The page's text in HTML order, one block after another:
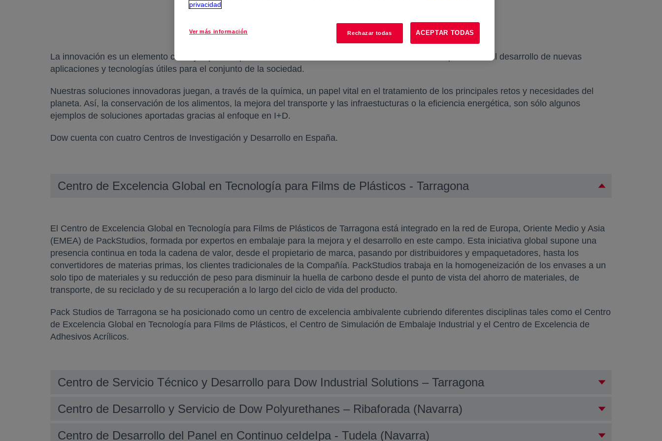
Innovación
La innovación es un elemento clave ya que nos permite alcanzar un crecimiento sostenible en el tiempo a raíz del desarrollo de nuevas
aplicaciones y tecnologías útiles para el conjunto de la sociedad.
Nuestras soluciones innovadoras juegan, a través de la química, un papel vital en el tratamiento de los principales retos y necesidades del
planeta. Así, la conservación de los alimentos, la mejora del transporte y las infraestucturas o la eficiencia energética, son sólo algunos
ejemplos de soluciones aportadas gracias al enfoque en I+D.
Dow cuenta con cuatro Centros de Investigación y Desarrollo en España.
Centro de Excelencia Global en Tecnología para Films de Plásticos - Tarragona
El Centro de Excelencia Global en Tecnología para Films de Plásticos de Tarragona está integrado en la red de Europa, Oriente Medio y Asia
(EMEA) de PackStudios, formada por expertos en embalaje para la mejora y el desarrollo en este campo. Esta iniciativa global supone una
presencia continua en toda la cadena de valor, desde el propietario de marca, pasando por distribuidores y empaquetadores, hasta los
convertidores de materias primas, los clientes tradicionales de la Compañía. PackStudios trabaja en la homogeneización de los envases a un
solo tipo de materiales y su reducción de peso para disminuir la huella de carbono desde el punto de vista del ahorro de materiales, de
transporte, de su reciclado y de su recuperación a lo largo del ciclo de vida del producto.
Pack Studios de Tarragona se ha posicionado como un centro de excelencia ambivalente cubriendo diferentes disciplinas tales como el Centro
de Excelencia Global en Tecnología para Films de Plásticos, el Centro de Simulación de Embalaje Industrial y el Centro de Excelencia de
Adhesivos Acrílicos.
Centro de Servicio Técnico y Desarrollo para Dow Industrial Solutions – Tarragona
Centro de Desarrollo y Servicio de Dow Polyurethanes – Ribaforada (Navarra)
Centro de Desarrollo del Panel en Continuo ceIdeIpa - Tudela (Navarra)
privacidad
Ver más información Rechazar todas ACEPTAR TODAS